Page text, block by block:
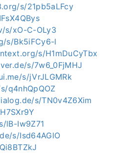
s/21pb5aLFcy
s/xO-C-OLy3
s/Bk5iFCy6-l
s/H1mDuCyTbx
s/7w6_0FjMHJ
s/jVrJLGMRk
q4nhQpQOZ
s/TN0v4Z6Xim
lB-Iw9Z71
s/Isd64AGlO